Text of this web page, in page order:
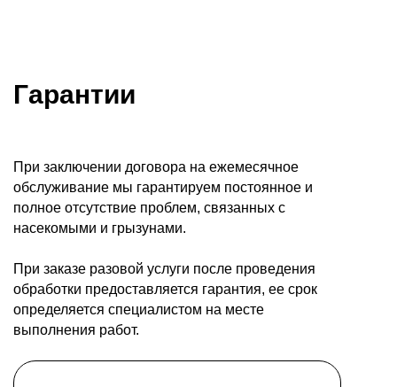
Гарантии
При заключении договора на ежемесячное
обслуживание мы гарантируем постоянное и
полное отсутствие проблем, связанных с
насекомыми и грызунами.
При заказе разовой услуги после проведения
обработки предоставляется гарантия, ее срок
определяется специалистом на месте
выполнения работ.